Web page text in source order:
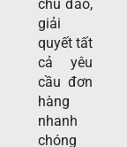
chu đáo,
giải
quyết tất
cả yêu
cầu đơn
hàng
nhanh
chóng